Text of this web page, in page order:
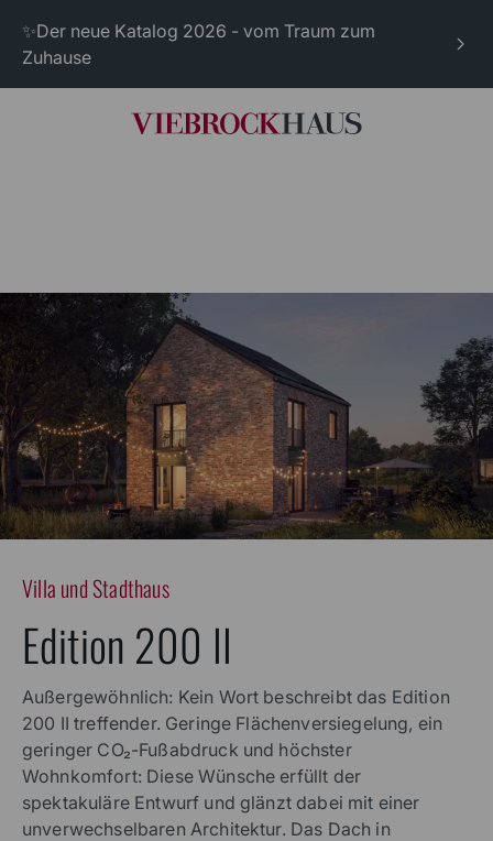
✨Der neue Katalog 2026 - vom Traum zum
Zuhause
Villa und Stadthaus
Edition 200 II
Außergewöhnlich: Kein Wort beschreibt das Edition
200 II treffender. Geringe Flächenversiegelung, ein
geringer CO₂-Fußabdruck und höchster
Wohnkomfort: Diese Wünsche erfüllt der
spektakuläre Entwurf und glänzt dabei mit einer
unverwechselbaren Architektur. Das Dach in